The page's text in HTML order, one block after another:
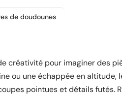
de doudounes
créativité pour imaginer des
ou une échappée en
pointues et détails futés.